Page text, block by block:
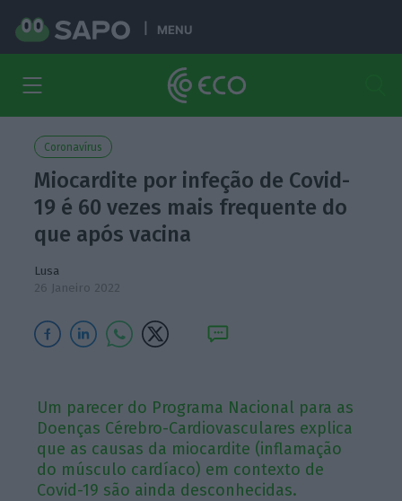
MENU
Coronavírus
Miocardite por infeção de Covid-
19 é 60 vezes mais frequente do
que após vacina
Lusa
26 Janeiro 2022
Um parecer do Programa Nacional para as
Doenças Cérebro-Cardiovasculares explica
que as causas da miocardite (inflamação
do músculo cardíaco) em contexto de
Covid-19 são ainda desconhecidas.